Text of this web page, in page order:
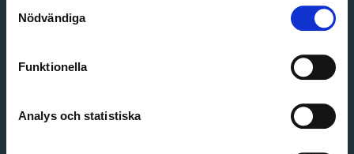
Nödvändiga
Funktionella
Analys och statistiska
Customer service